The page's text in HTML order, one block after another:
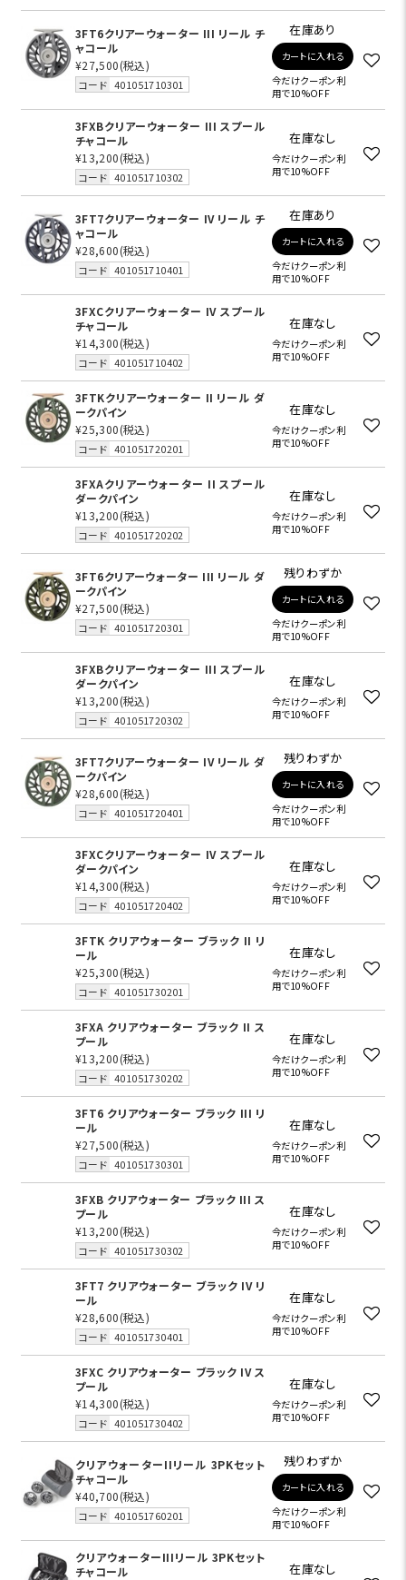
3FT6クリアーウォーター III リール チ
ャコール
¥27,500(税込)
コード 401051710301
在庫あり
カートに入れる
今だけクーポン利
用で10%OFF
3FXBクリアーウォーター III スプール
チャコール
¥13,200(税込)
コード 401051710302
在庫なし
今だけクーポン利
用で10%OFF
3FT7クリアーウォーター IV リール チ
ャコール
¥28,600(税込)
コード 401051710401
在庫あり
カートに入れる
今だけクーポン利
用で10%OFF
3FXCクリアーウォーター IV スプール
チャコール
¥14,300(税込)
コード 401051710402
在庫なし
今だけクーポン利
用で10%OFF
3FTKクリアーウォーター II リール ダ
ークパイン
¥25,300(税込)
コード 401051720201
在庫なし
今だけクーポン利
用で10%OFF
3FXAクリアーウォーター II スプール
ダークパイン
¥13,200(税込)
コード 401051720202
在庫なし
今だけクーポン利
用で10%OFF
3FT6クリアーウォーター III リール ダ
ークパイン
¥27,500(税込)
コード 401051720301
残りわずか
カートに入れる
今だけクーポン利
用で10%OFF
3FXBクリアーウォーター III スプール
ダークパイン
¥13,200(税込)
コード 401051720302
在庫なし
今だけクーポン利
用で10%OFF
3FT7クリアーウォーター IV リール ダ
ークパイン
¥28,600(税込)
コード 401051720401
残りわずか
カートに入れる
今だけクーポン利
用で10%OFF
3FXCクリアーウォーター IV スプール
ダークパイン
¥14,300(税込)
コード 401051720402
在庫なし
今だけクーポン利
用で10%OFF
3FTK クリアウォーター ブラック II リ
ール
¥25,300(税込)
コード 401051730201
在庫なし
今だけクーポン利
用で10%OFF
3FXA クリアウォーター ブラック II ス
プール
¥13,200(税込)
コード 401051730202
在庫なし
今だけクーポン利
用で10%OFF
3FT6 クリアウォーター ブラック III リ
ール
¥27,500(税込)
コード 401051730301
在庫なし
今だけクーポン利
用で10%OFF
3FXB クリアウォーター ブラック III ス
プール
¥13,200(税込)
コード 401051730302
在庫なし
今だけクーポン利
用で10%OFF
3FT7 クリアウォーター ブラック IV リ
ール
¥28,600(税込)
コード 401051730401
在庫なし
今だけクーポン利
用で10%OFF
3FXC クリアウォーター ブラック IV ス
プール
¥14,300(税込)
コード 401051730402
在庫なし
今だけクーポン利
用で10%OFF
クリアウォーターIIリール 3PKセット
チャコール
¥40,700(税込)
コード 401051760201
残りわずか
カートに入れる
今だけクーポン利
用で10%OFF
クリアウォーターIIIリール 3PKセット
チャコール
在庫なし